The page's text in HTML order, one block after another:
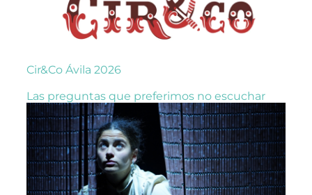
Cir&Co Ávila 2026
Las preguntas que preferimos no escuchar